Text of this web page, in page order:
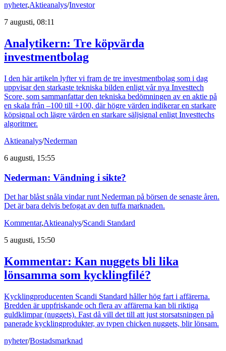
nyheter,Aktieanalys/Investor
7 augusti, 08:11
Analytikern: Tre köpvärda
investmentbolag
I den här artikeln lyfter vi fram de tre investmentbolag som i dag
uppvisar den starkaste tekniska bilden enligt vår nya Investtech
Score, som sammanfattar den tekniska bedömningen av en aktie på
en skala från –100 till +100, där högre värden indikerar en starkare
köpsignal och lägre värden en starkare säljsignal enligt Investtechs
algoritmer.
Aktieanalys/Nederman
6 augusti, 15:55
Nederman: Vändning i sikte?
Det har blåst snåla vindar runt Nederman på börsen de senaste åren.
Det är bara delvis befogat av den tuffa marknaden.
Kommentar,Aktieanalys/Scandi Standard
5 augusti, 15:50
Kommentar: Kan nuggets bli lika
lönsamma som kycklingfilé?
Kycklingproducenten Scandi Standard håller hög fart i affärerna.
Bredden är uppfriskande och flera av affärerna kan bli riktiga
guldklimpar (nuggets). Fast då vill det till att just storsatsningen på
panerade kycklingprodukter, av typen chicken nuggets, blir lönsam.
nyheter/Bostadsmarknad